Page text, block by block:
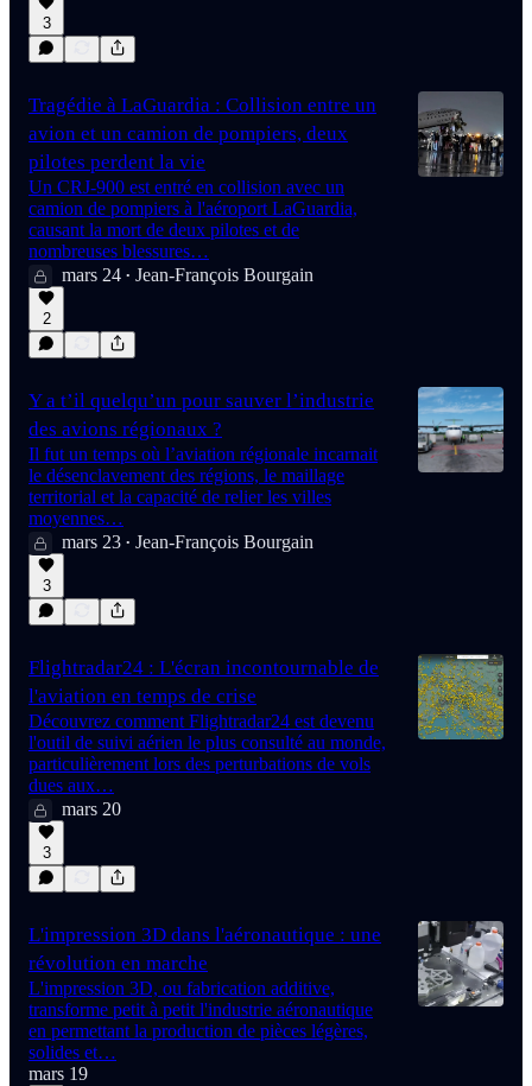
3
Tragédie à LaGuardia : Collision entre un
avion et un camion de pompiers, deux
pilotes perdent la vie
Un CRJ-900 est entré en collision avec un
camion de pompiers à l'aéroport LaGuardia,
causant la mort de deux pilotes et de
nombreuses blessures…
mars 24 • Jean-François Bourgain
2
Y a t’il quelqu’un pour sauver l’industrie
des avions régionaux ?
Il fut un temps où l’aviation régionale incarnait
le désenclavement des régions, le maillage
territorial et la capacité de relier les villes
moyennes…
mars 23 • Jean-François Bourgain
3
Flightradar24 : L'écran incontournable de
l'aviation en temps de crise
Découvrez comment Flightradar24 est devenu
l'outil de suivi aérien le plus consulté au monde,
particulièrement lors des perturbations de vols
dues aux…
mars 20
3
L'impression 3D dans l'aéronautique : une
révolution en marche
L'impression 3D, ou fabrication additive,
transforme petit à petit l'industrie aéronautique
en permettant la production de pièces légères,
solides et…
mars 19